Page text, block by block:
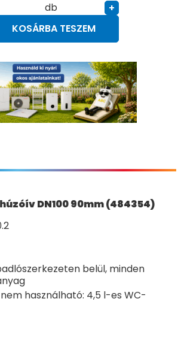
db
+
KOSÁRBA TESZEM
DN100 90mm (484354)
belül, minden
használható: 4,5 l-es WC-